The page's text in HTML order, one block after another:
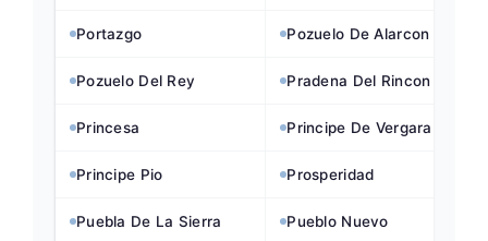
Portazgo Pozuelo De Alarcon
Pozuelo Del Rey Pradena Del Rincon
Princesa Principe De Vergara
Principe Pio Prosperidad
Puebla De La Sierra Pueblo Nuevo